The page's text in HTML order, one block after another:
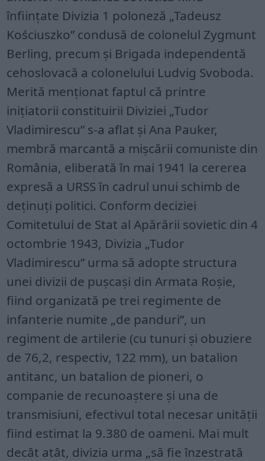
înființate Divizia 1 poloneză „Tadeusz
Kościuszko” condusă de colonelul Zygmunt
Berling, precum și Brigada independentă
cehoslovacă a colonelului Ludvig Svoboda.
Merită menționat faptul că printre
inițiatorii constituirii Diviziei „Tudor
Vladimirescu” s-a aflat și Ana Pauker,
membră marcantă a mișcării comuniste din
România, eliberată în mai 1941 la cererea
expresă a URSS în cadrul unui schimb de
deținuți politici. Conform deciziei
Comitetului de Stat al Apărării sovietic din 4
octombrie 1943, Divizia „Tudor
Vladimirescu” urma să adopte structura
unei divizii de pușcași din Armata Roșie,
fiind organizată pe trei regimente de
infanterie numite „de panduri”, un
regiment de artilerie (cu tunuri și obuziere
de 76,2, respectiv, 122 mm), un batalion
antitanc, un batalion de pioneri, o
companie de recunoaștere și una de
transmisiuni, efectivul total necesar unității
fiind estimat la 9.380 de oameni. Mai mult
decât atât, divizia urma „să fie înzestrată